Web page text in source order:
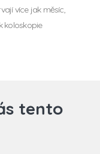
více jak měsíc,
koloskopie
tento